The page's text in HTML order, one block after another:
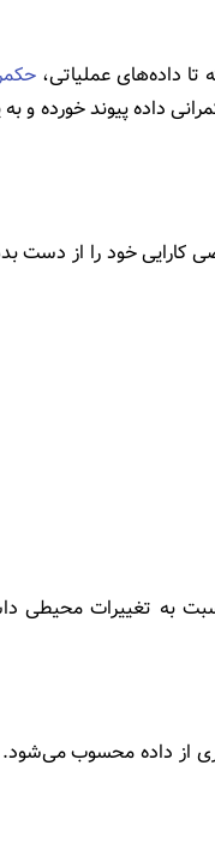
تا داده‌های عملیاتی،
داده پیوند خورده و
کارایی خود را از دست
به تغییرات محیطی
از داده محسوب